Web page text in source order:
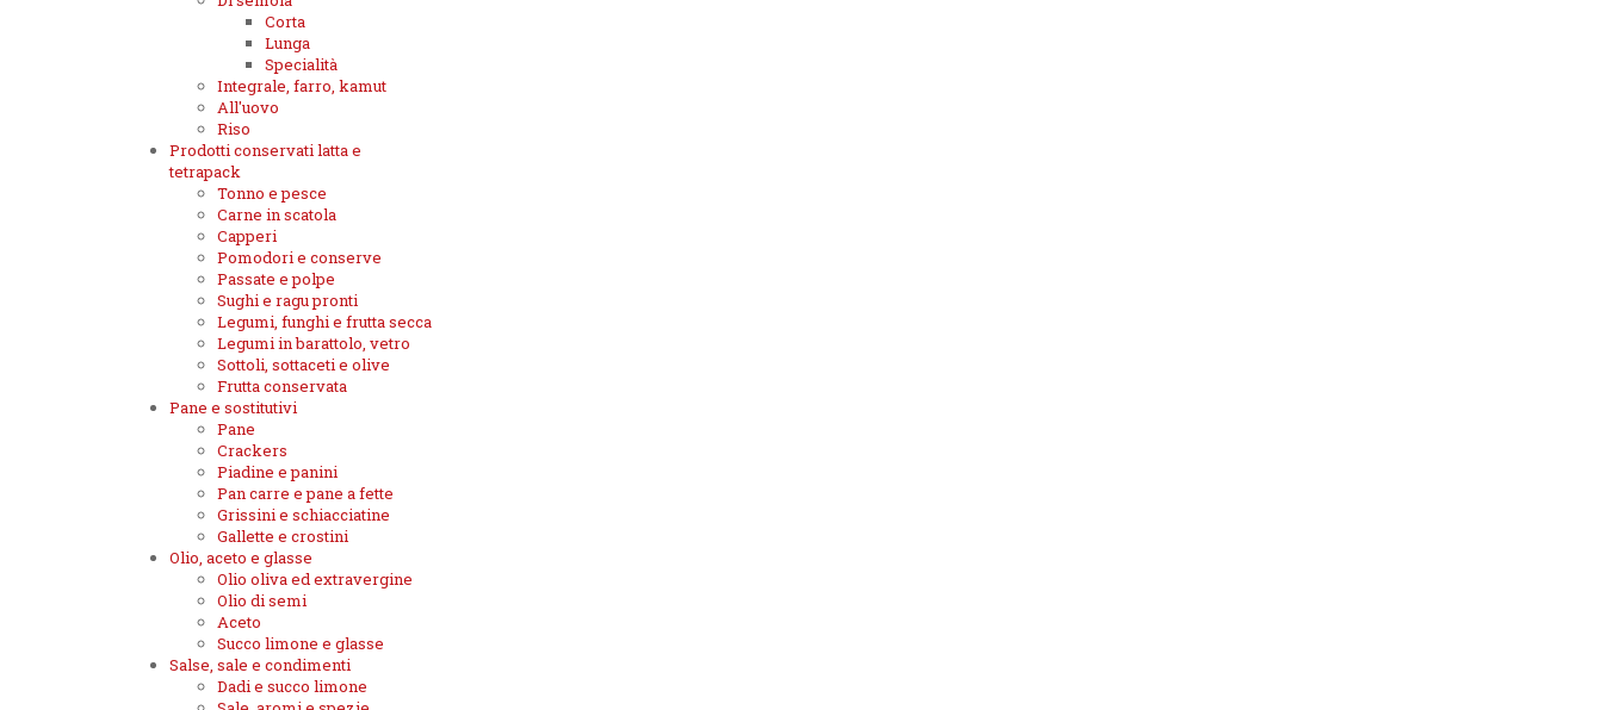
Corta
Lunga
Specialità
Integrale, farro, kamut
All'uovo
Riso
Prodotti conservati latta e
tetrapack
Tonno e pesce
Carne in scatola
Capperi
Pomodori e conserve
Passate e polpe
Sughi e ragu pronti
Legumi, funghi e frutta secca
Legumi in barattolo, vetro
Sottoli, sottaceti e olive
Frutta conservata
Pane e sostitutivi
Pane
Crackers
Piadine e panini
Pan carre e pane a fette
Grissini e schiacciatine
Gallette e crostini
Olio, aceto e glasse
Olio oliva ed extravergine
Olio di semi
Aceto
Succo limone e glasse
Salse, sale e condimenti
Dadi e succo limone